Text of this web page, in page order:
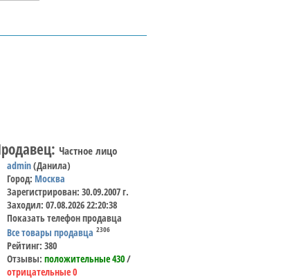
Частное лицо
admin(Данила)
Город: Москва
Зарегистрирован: 30.09.2007 г.
Заходил: 07.08.2026 22:20:38
Показать телефон продавца
Все товары продавца 2306
Рейтинг: 380
Отзывы:положительные 430/
отрицательные 0